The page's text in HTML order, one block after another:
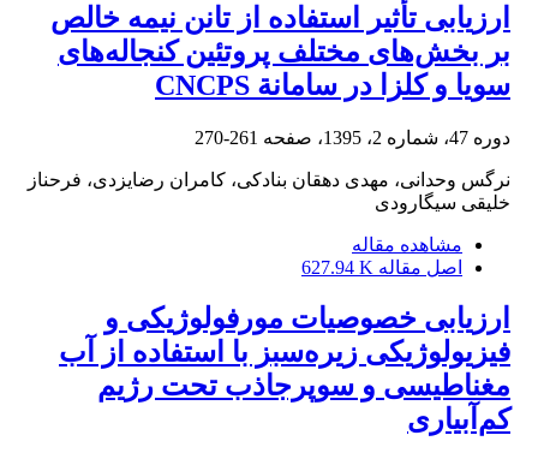
ارزیابی تأثیر استفاده از تانن نیمه خالص
بر بخش‌های مختلف پروتئین کنجاله‌های
سویا و کلزا در سامانة CNCPS
دوره 47، شماره 2، 1395، صفحه 261-270
نرگس وحدانی، مهدی دهقان بنادکی، کامران رضایزدی، فرحناز
خلیقی سیگارودی
مشاهده مقاله
اصل مقاله 627.94 K
ارزیابی خصوصیات مورفولوژیکی و
فیزیولوژیکی زیره‌سبز با استفاده از آب
مغناطیسی و سوپرجاذب تحت رژیم
کم‌آبیاری